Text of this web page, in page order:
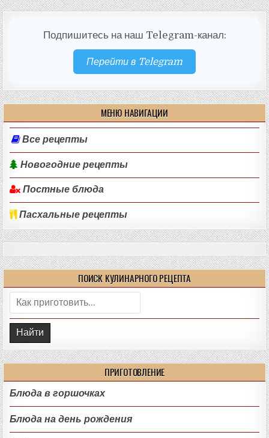
Подпишитесь на наш Telegram-канал:
Перейти в Telegram
МЕНЮ НАВИГАЦИИ
Все рецепты
Новогодние рецепты
Постные блюда
Пасхальные рецепты
ПОИСК КУЛИНАРНОГО РЕЦЕПТА
Поиск:
ПРИГОТОВЛЕНИЕ
Блюда в горшочках
Блюда на день рождения